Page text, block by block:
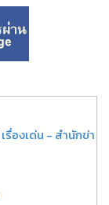
เรื่องเด่น - สำนักข่า